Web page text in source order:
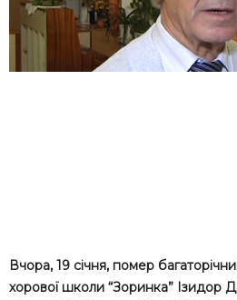
Вчора, 19 січня, помер
хорової школи “Зоринка” Ізидор